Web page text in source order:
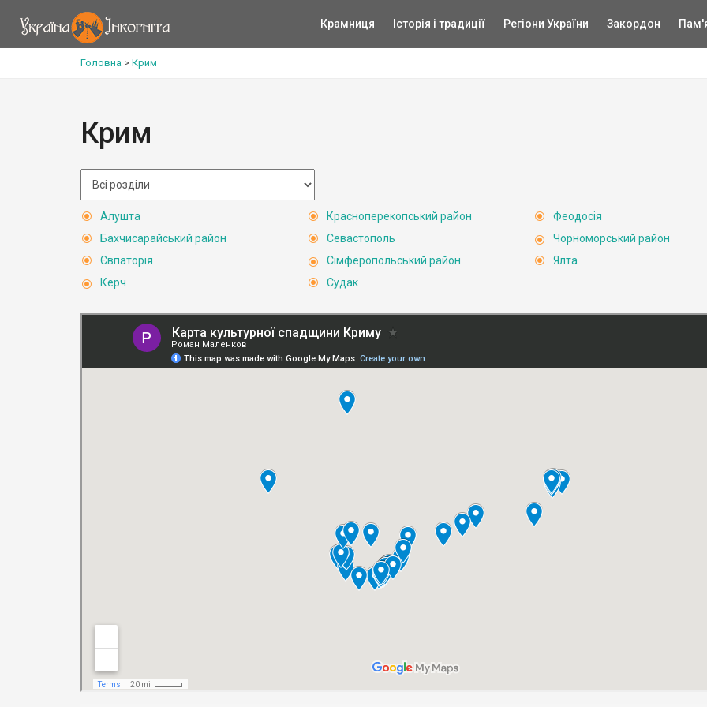
Крамниця Історія і традиції Регіони України Закордон
Головна > Крим
Крим
Алушта
Бахчисарайський район
Євпаторія
Керч
Красноперекопський район
Севастополь
Сімферопольський район
Судак
Феодосія
Чорноморський район
Ялта